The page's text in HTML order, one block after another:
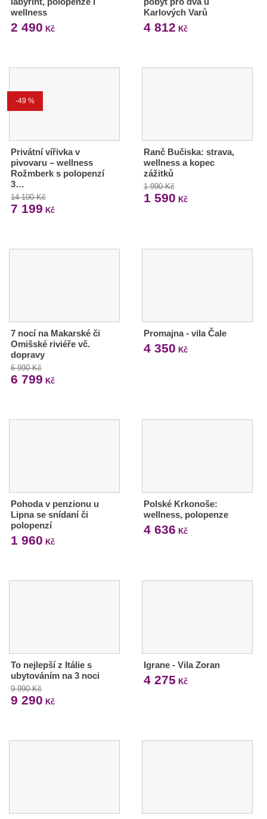
wellness
2 490 Kč
Karlových Varů
4 812 Kč
-49 %
Privátní vířivka v
pivovaru – wellness
Rožmberk s polopenzí
3…
14 100 Kč
7 199 Kč
Ranč Bučiska: strava,
wellness a kopec
zážitků
1 990 Kč
1 590 Kč
7 nocí na Makarské či
Omišské riviéře vč.
dopravy
6 990 Kč
6 799 Kč
Promajna - vila Čale
4 350 Kč
Pohoda v penzionu u
Lipna se snídaní či
polopenzí
1 960 Kč
Polské Krkonoše:
wellness, polopenze
4 636 Kč
To nejlepší z Itálie s
ubytováním na 3 noci
9 990 Kč
9 290 Kč
Igrane - Vila Zoran
4 275 Kč